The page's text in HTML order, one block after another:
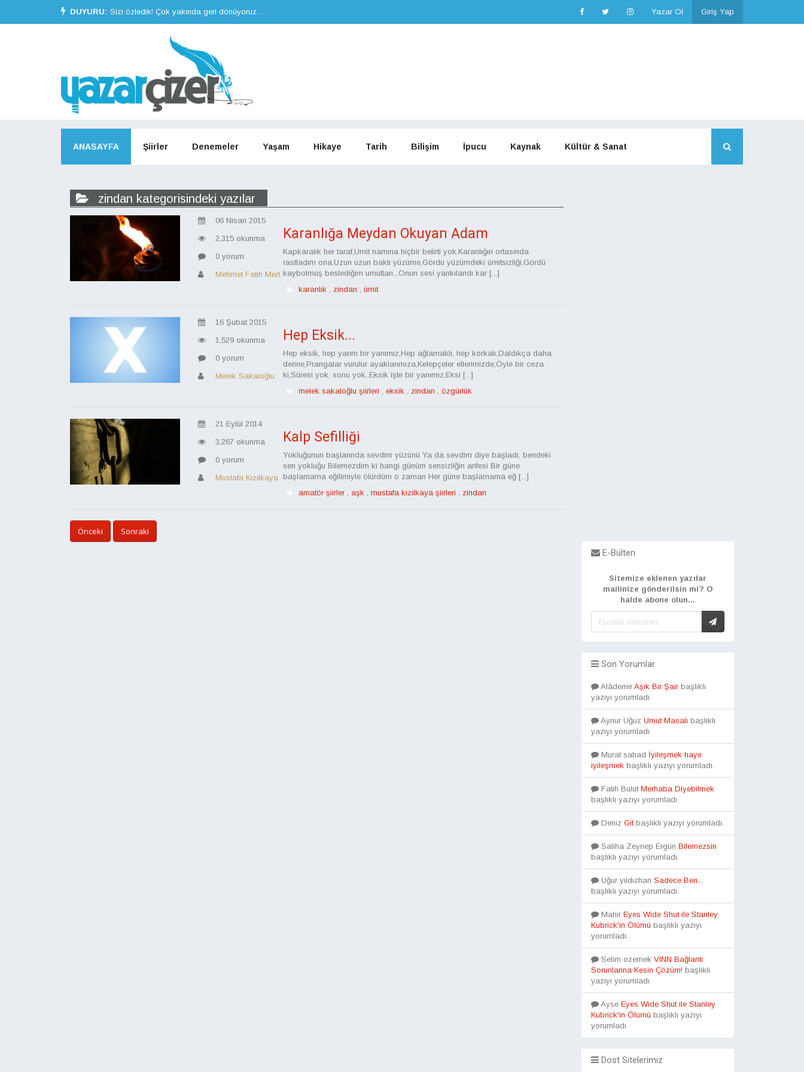
DUYURU: Sizi özledik! Çok yakında geri dönüyoruz... Yazar Ol Giriş Yap
ANASAYFA Şiirler Denemeler Yaşam Hikaye Tarih Bilişim İpucu Kaynak Kültür & Sanat
E-Bülten
Sitemize eklenen yazılar
mailinize gönderilsin mi? O
halde abone olun...
Son Yorumlar
Alâdemir Aşık Bir Şair başlıklı
yazıyı yorumladı.
Aynur Uğuz Umut Masalı başlıklı
yazıyı yorumladı.
Murat sahad İyileşmek hayır
iyileşmek başlıklı yazıyı yorumladı.
Fatih Bulut Merhaba Diyebilmek
başlıklı yazıyı yorumladı.
Deniz Gitbaşlıklı yazıyı yorumladı.
Saliha Zeynep Ergün Bilemezsin
başlıklı yazıyı yorumladı.
Uğur yıldızhan Sadece Ben...
başlıklı yazıyı yorumladı.
Mahir Eyes Wide Shut ile Stanley
Kubrick'in Ölümü başlıklı yazıyı
yorumladı.
Selim ozemek VINN Bağlantı
Sorunlarına Kesin Çözüm! başlıklı
yazıyı yorumladı.
Ayse Eyes Wide Shut ile Stanley
Kubrick'in Ölümü başlıklı yazıyı
yorumladı.
Dost Sitelerimiz
zindan kategorisindeki yazılar
06 Nisan 2015
2,315 okunma
0 yorum
Mehmet Fatih Mert
Karanlığa Meydan Okuyan Adam
Kapkaralık her taraf,Ümit namına hiçbir belirti yok.Karanlığın ortasında
rastladım ona.Uzun uzun baktı yüzüme,Gördü yüzümdeki ümitsizliği,Gördü
kaybolmuş beslediğim umutları...Onun sesi yankılandı kar [...]
karanlık, zindan , ümit
16 Şubat 2015
1,529 okunma
0 yorum
Melek Sakaloğlu
Hep Eksik...
Hep eksik, hep yarım bir yanımız,Hep ağlamaklı, hep korkak,Daldıkça daha
derine,Prangalar vurulur ayaklarımıza,Kelepçeler ellerimizde,Öyle bir ceza
ki,Süresi yok, sonu yok..Eksik işte bir yanımız,Eksi [...]
melek sakaloğlu şiirleri , eksik, zindan , özgürlük
21 Eylül 2014
3,267 okunma
0 yorum
Mustafa Kızılkaya
Kalp Sefilliği
Yokluğunun başlarında sevdim yüzünü Ya da sevdim diye başladı, bendeki
sen yokluğu Bilemezdim ki hangi günüm sensizliğin arifesi Bir güne
başlamama eğilimiyle ölürdüm o zaman Her güne başlamama eğ [...]
amatör şiirler, aşk, mustafa kızılkaya şiirleri , zindan
Önceki Sonraki